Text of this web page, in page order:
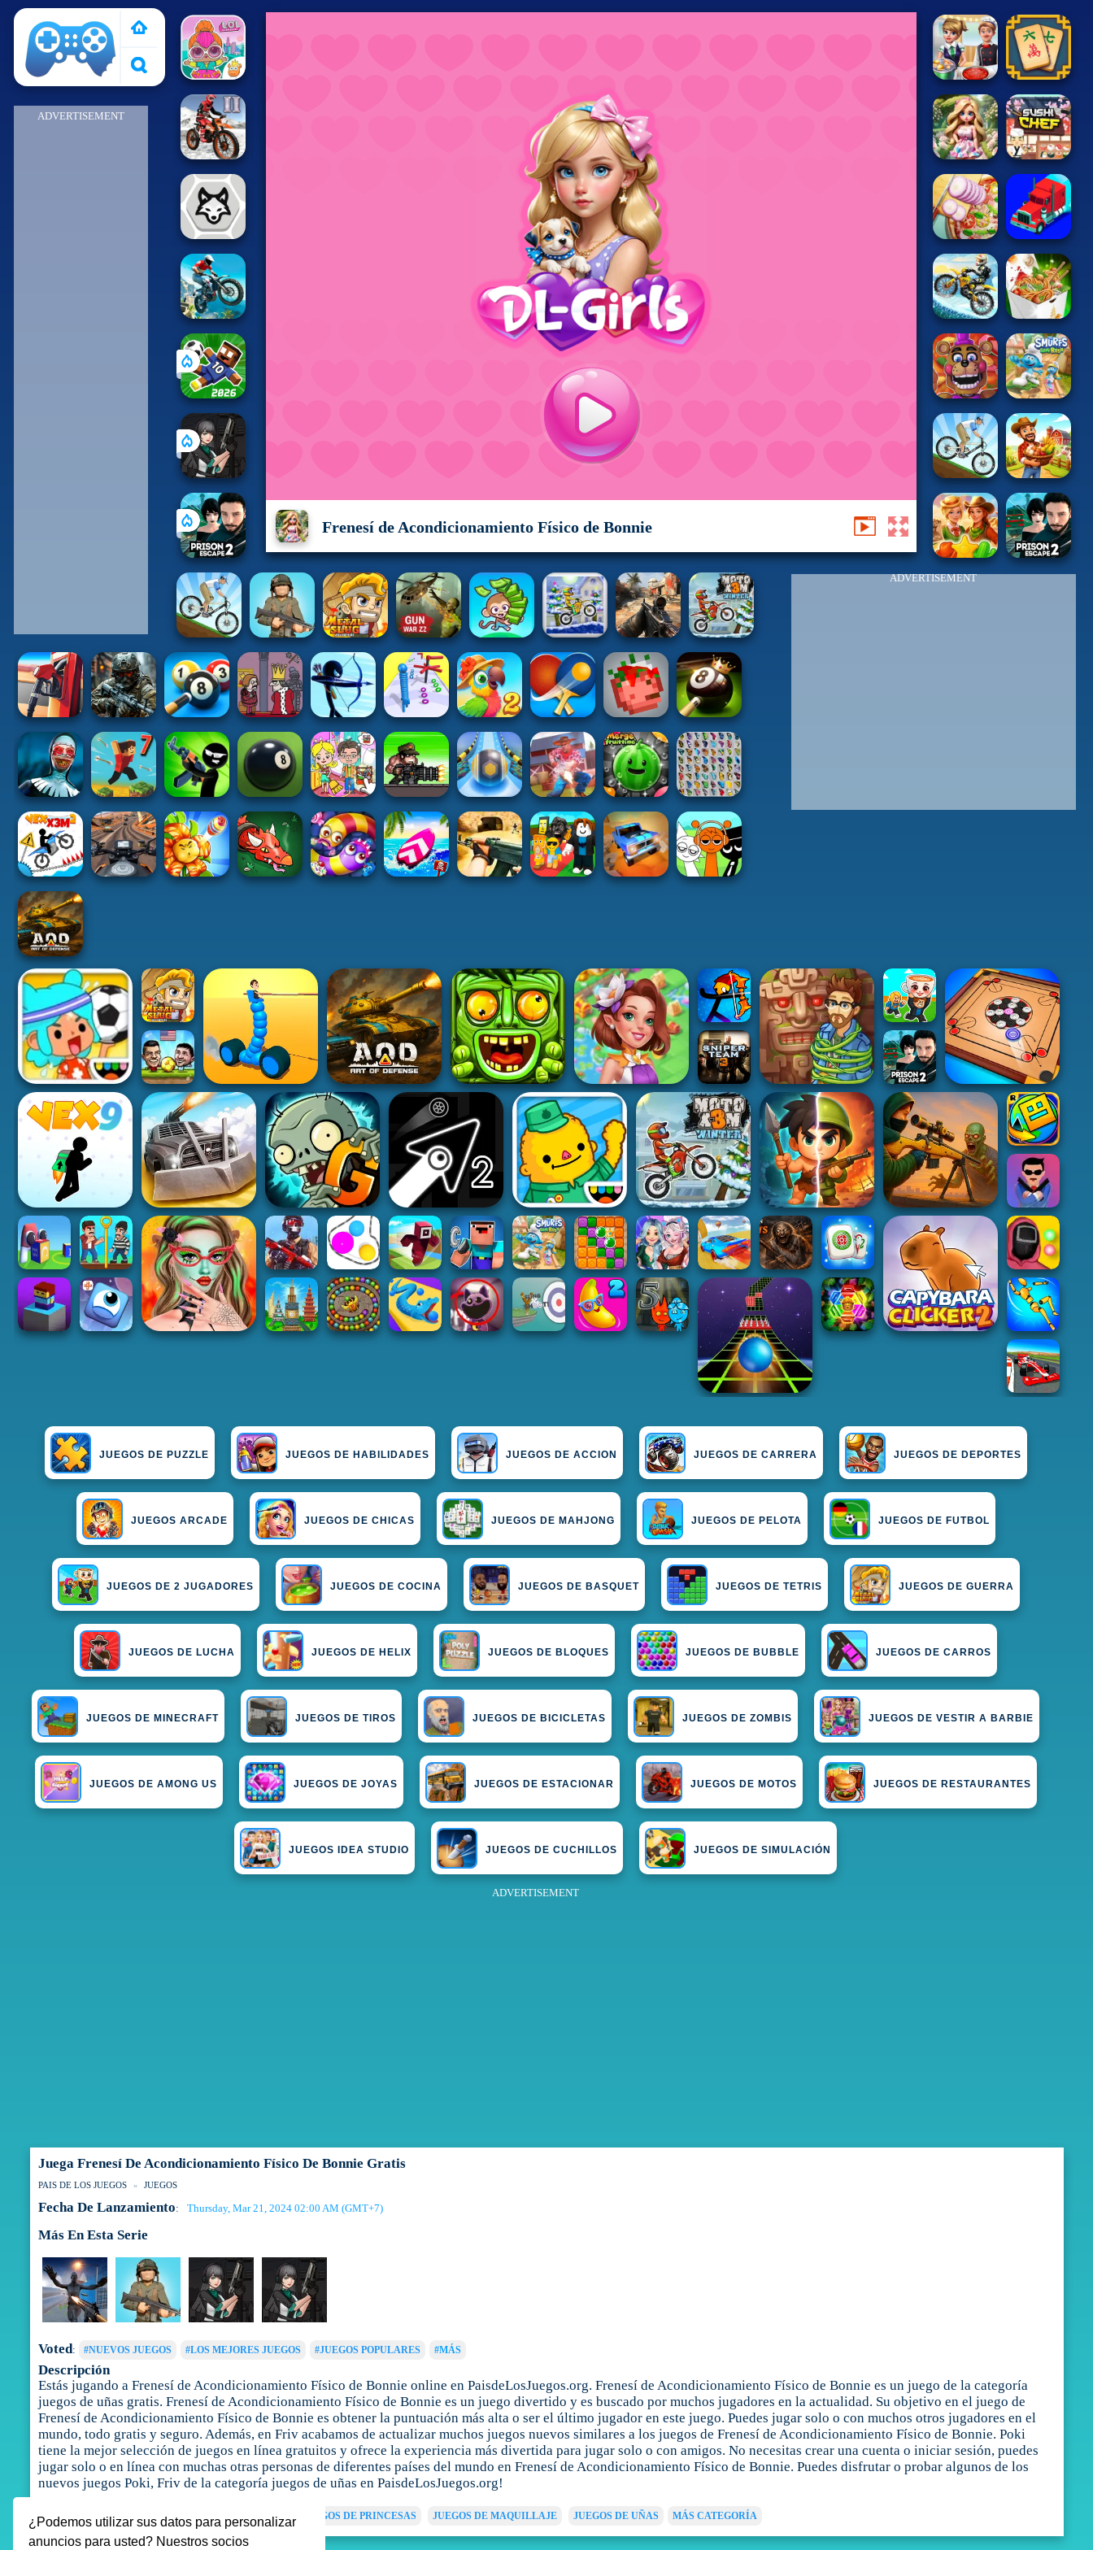
¿Podemos utilizar sus datos para personalizar
anuncios para usted? Nuestros socios
ADVERTISEMENT
Frenesí de Acondicionamiento Físico de Bonnie
ADVERTISEMENT
JUEGOS DE PUZZLE JUEGOS DE HABILIDADES JUEGOS DE ACCION JUEGOS DE CARRERA JUEGOS DE DEPORTES
JUEGOS ARCADE JUEGOS DE CHICAS JUEGOS DE MAHJONG JUEGOS DE PELOTA JUEGOS DE FUTBOL
JUEGOS DE 2 JUGADORES JUEGOS DE COCINA JUEGOS DE BASQUET JUEGOS DE TETRIS JUEGOS DE GUERRA
JUEGOS DE LUCHA JUEGOS DE HELIX JUEGOS DE BLOQUES JUEGOS DE BUBBLE JUEGOS DE CARROS
JUEGOS DE MINECRAFT JUEGOS DE TIROS JUEGOS DE BICICLETAS JUEGOS DE ZOMBIS JUEGOS DE VESTIR A BARBIE
JUEGOS DE AMONG US JUEGOS DE JOYAS JUEGOS DE ESTACIONAR JUEGOS DE MOTOS JUEGOS DE RESTAURANTES
JUEGOS IDEA STUDIO JUEGOS DE CUCHILLOS JUEGOS DE SIMULACIÓN
ADVERTISEMENT
Juega Frenesí De Acondicionamiento Físico De Bonnie Gratis
PAIS DE LOS JUEGOS JUEGOS
Fecha De Lanzamiento: Thursday, Mar 21, 2024 02:00 AM (GMT+7)
Más En Esta Serie
Voted: #NUEVOS JUEGOS #LOS MEJORES JUEGOS #JUEGOS POPULARES #MÁS
Descripción
Estás jugando a Frenesí de Acondicionamiento Físico de Bonnie online en PaisdeLosJuegos.org. Frenesí de Acondicionamiento Físico de Bonnie es un juego de la categoría
juegos de uñas gratis. Frenesí de Acondicionamiento Físico de Bonnie es un juego divertido y es buscado por muchos jugadores en la actualidad. Su objetivo en el juego de
Frenesí de Acondicionamiento Físico de Bonnie es obtener la puntuación más alta o ser el último jugador en este juego. Puedes jugar solo o con muchos otros jugadores en el
mundo, todo gratis y seguro. Además, en Friv acabamos de actualizar muchos juegos nuevos similares a los juegos de Frenesí de Acondicionamiento Físico de Bonnie. Poki
tiene la mejor selección de juegos en línea gratuitos y ofrece la experiencia más divertida para jugar solo o con amigos. No necesitas crear una cuenta o iniciar sesión, puedes
jugar solo o en línea con muchas otras personas de diferentes países del mundo en Frenesí de Acondicionamiento Físico de Bonnie. Puedes disfrutar o probar algunos de los
nuevos juegos Poki, Friv de la categoría juegos de uñas en PaisdeLosJuegos.org!
Tags JUEGOS DE CHICAS JUEGOS DE VESTIR JUEGOS DE PRINCESAS JUEGOS DE MAQUILLAJE JUEGOS DE UÑAS MÁS CATEGORÍA